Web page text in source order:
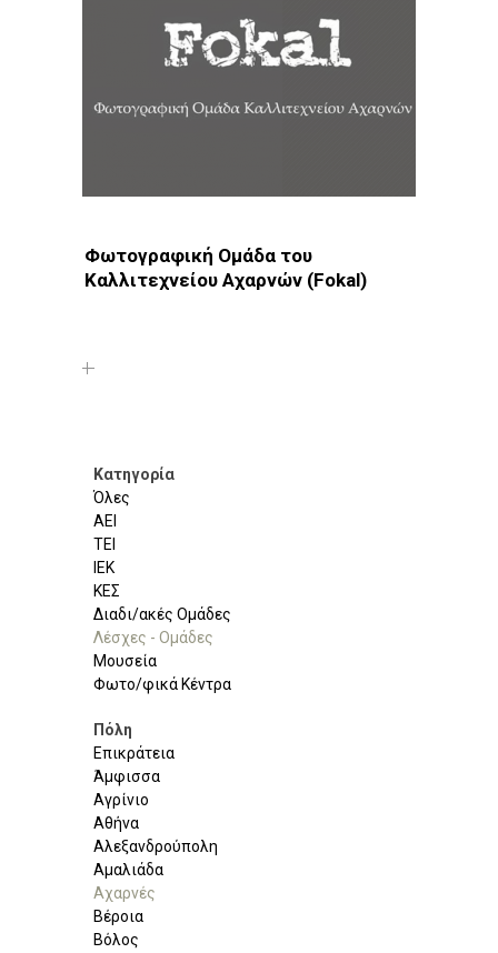
Φωτογραφική Ομάδα του
Καλλιτεχνείου Αχαρνών (Fokal)
Κατηγορία
Όλες
ΑΕΙ
ΤΕΙ
ΙΕΚ
ΚΕΣ
Διαδι/ακές Ομάδες
Λέσχες - Ομάδες
Μουσεία
Φωτο/φικά Κέντρα
Πόλη
Επικράτεια
Άμφισσα
Αγρίνιο
Αθήνα
Αλεξανδρούπολη
Αμαλιάδα
Αχαρνές
Βέροια
Βόλος